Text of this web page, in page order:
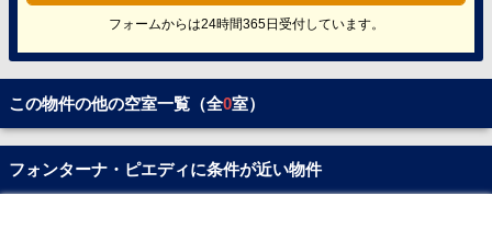
フォームからは24時間365日受付しています。
この物件の他の空室一覧（全0室）
フォンターナ・ピエディに条件が近い物件